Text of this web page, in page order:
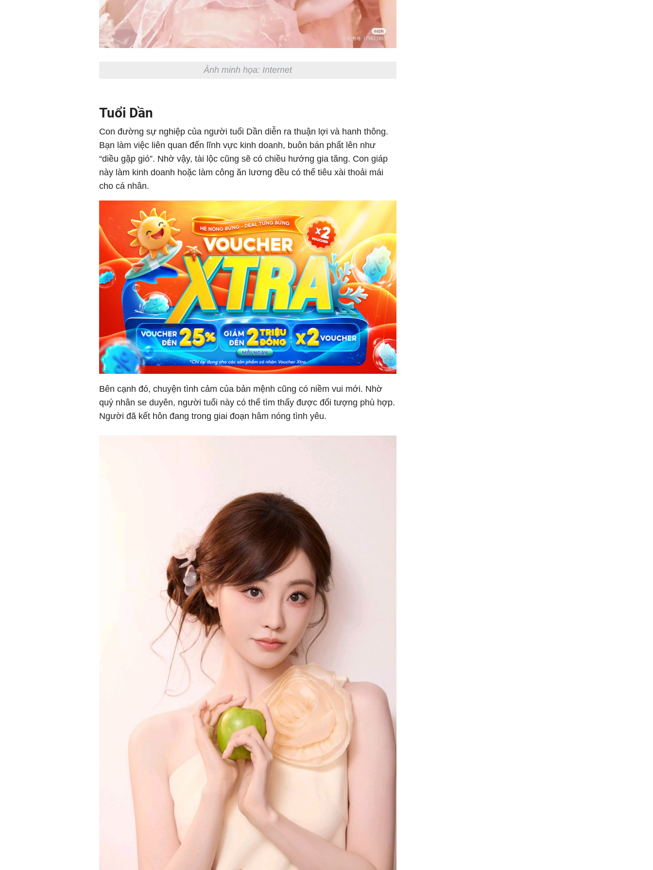
Ảnh minh họa: Internet
Tuổi Dần
Con đường sự nghiệp của người tuổi Dần diễn ra thuận lợi và hanh thông.
Bạn làm việc liên quan đến lĩnh vực kinh doanh, buôn bán phất lên như
“diều gặp gió”. Nhờ vậy, tài lộc cũng sẽ có chiều hướng gia tăng. Con giáp
này làm kinh doanh hoặc làm công ăn lương đều có thể tiêu xài thoải mái
cho cá nhân.
Bên cạnh đó, chuyện tình cảm của bản mệnh cũng có niềm vui mới. Nhờ
quý nhân se duyên, người tuổi này có thể tìm thấy được đối tượng phù hợp.
Người đã kết hôn đang trong giai đoạn hâm nóng tình yêu.